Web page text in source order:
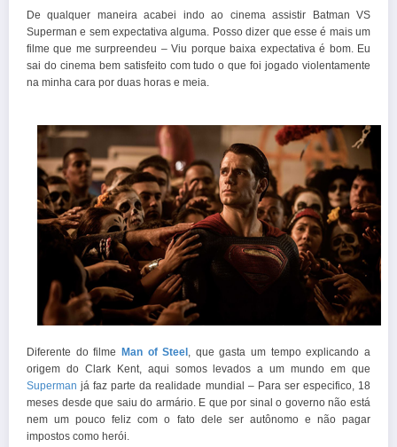
De qualquer maneira acabei indo ao cinema assistir Batman VS
Superman e sem expectativa alguma. Posso dizer que esse é mais um
filme que me surpreendeu – Viu porque baixa expectativa é bom. Eu
sai do cinema bem satisfeito com tudo o que foi jogado violentamente
na minha cara por duas horas e meia.
Diferente do filme Man of Steel , que gasta um tempo explicando a
origem do Clark Kent, aqui somos levados a um mundo em que
Superman já faz parte da realidade mundial – Para ser especifico, 18
meses desde que saiu do armário. E que por sinal o governo não está
nem um pouco feliz com o fato dele ser autônomo e não pagar
impostos como herói.